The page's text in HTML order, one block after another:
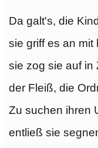
Da galt's, die
sie griff es an mit
sie zog sie auf in
der Fleiß, die
Zu suchen ihren
entließ sie